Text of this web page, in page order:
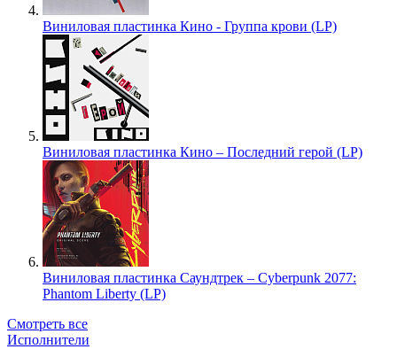
Виниловая пластинка Кино - Группа крови (LP)
Виниловая пластинка Кино – Последний герой (LP)
Виниловая пластинка Саундтрек – Cyberpunk 2077:
Phantom Liberty (LP)
Смотреть все
Исполнители